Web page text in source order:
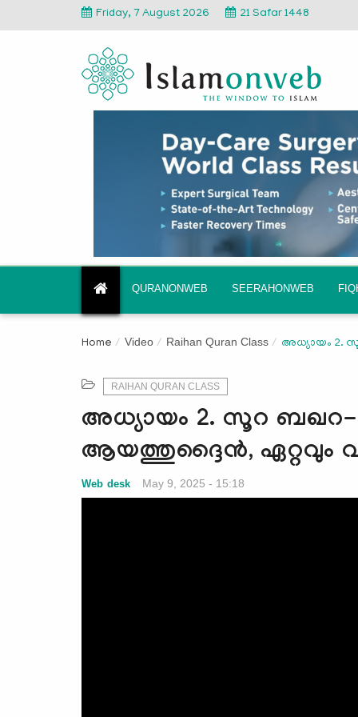
Friday, 7 August 2026 21 Safar 1448
QURANONWEB SEERAHONWEB
Home Video Raihan Quran Class അധ്യായം 2.
RAIHAN QURAN CLASS
അധ്യായം 2. സൂറ ബഖറ-
ആയത്തുദ്ദൈൻ, ഏറ്റവും
Web desk May 9, 2025 - 15:18